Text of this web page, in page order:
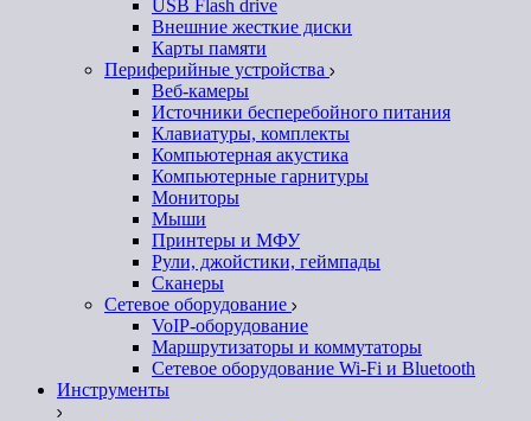
USB Flash drive
Внешние жесткие диски
Карты памяти
Периферийные устройства
Веб-камеры
Источники бесперебойного питания
Клавиатуры, комплекты
Компьютерная акустика
Компьютерные гарнитуры
Мониторы
Мыши
Принтеры и МФУ
Рули, джойстики, геймпады
Сканеры
Сетевое оборудование
VoIP-оборудование
Маршрутизаторы и коммутаторы
Сетевое оборудование Wi-Fi и Bluetooth
Инструменты